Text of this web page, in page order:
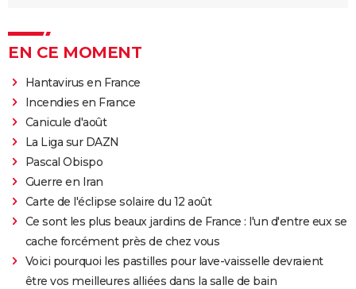
EN CE MOMENT
Hantavirus en France
Incendies en France
Canicule d'août
La Liga sur DAZN
Pascal Obispo
Guerre en Iran
Carte de l'éclipse solaire du 12 août
Ce sont les plus beaux jardins de France : l'un d'entre eux se
cache forcément près de chez vous
Voici pourquoi les pastilles pour lave-vaisselle devraient
être vos meilleures alliées dans la salle de bain